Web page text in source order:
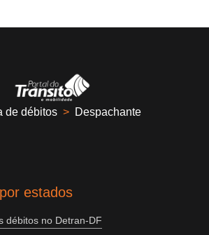
de débitos > Despachante
estados
débitos no Detran-DF